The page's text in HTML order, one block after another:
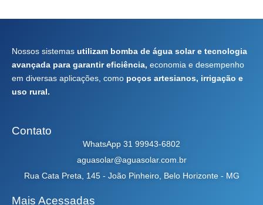
Nossos sistemas utilizam bomba de água solar e tecnologia
avançada para garantir eficiência, economia e desempenho
em diversas aplicações, como poços artesianos, irrigação e
uso rural.
Contato
WhatsApp 31 99943-6802
aguasolar@aguasolar.com.br
Rua Cata Preta, 145 - João Pinheiro, Belo Horizonte - MG
Mais Acessadas